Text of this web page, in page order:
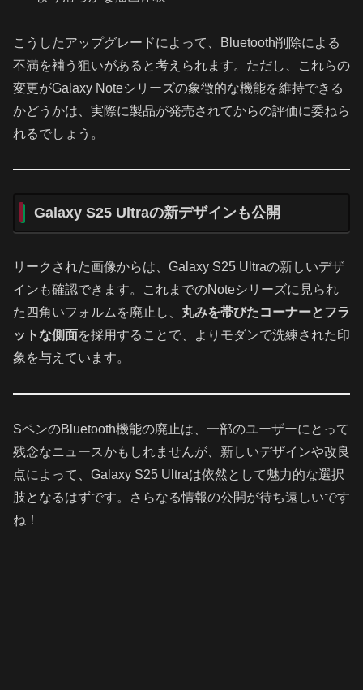
こうしたアップグレードによって、Bluetooth削除による
不満を補う狙いがあると考えられます。ただし、これらの
変更がGalaxy Noteシリーズの象徴的な機能を維持できる
かどうかは、実際に製品が発売されてからの評価に委ねら
れるでしょう。
Galaxy S25 Ultraの新デザインも公開
リークされた画像からは、Galaxy S25 Ultraの新しいデザ
インも確認できます。これまでのNoteシリーズに見られ
た四角いフォルムを廃止し、 丸みを帯びたコーナーとフラ
ットな側面を採用することで、よりモダンで洗練された印
象を与えています。
SペンのBluetooth機能の廃止は、一部のユーザーにとって
残念なニュースかもしれませんが、新しいデザインや改良
点によって、Galaxy S25 Ultraは依然として魅力的な選択
肢となるはずです。さらなる情報の公開が待ち遠しいです
ね！